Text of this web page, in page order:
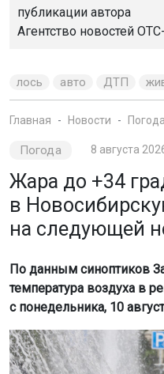
публикации автора
Агентство новостей
лось авто ДТП
Главная Новости Погода
Погода 8 августа
Жара до +34
в
на следующей
По данным синоптиков
температура воздуха в
с понедельника, 10